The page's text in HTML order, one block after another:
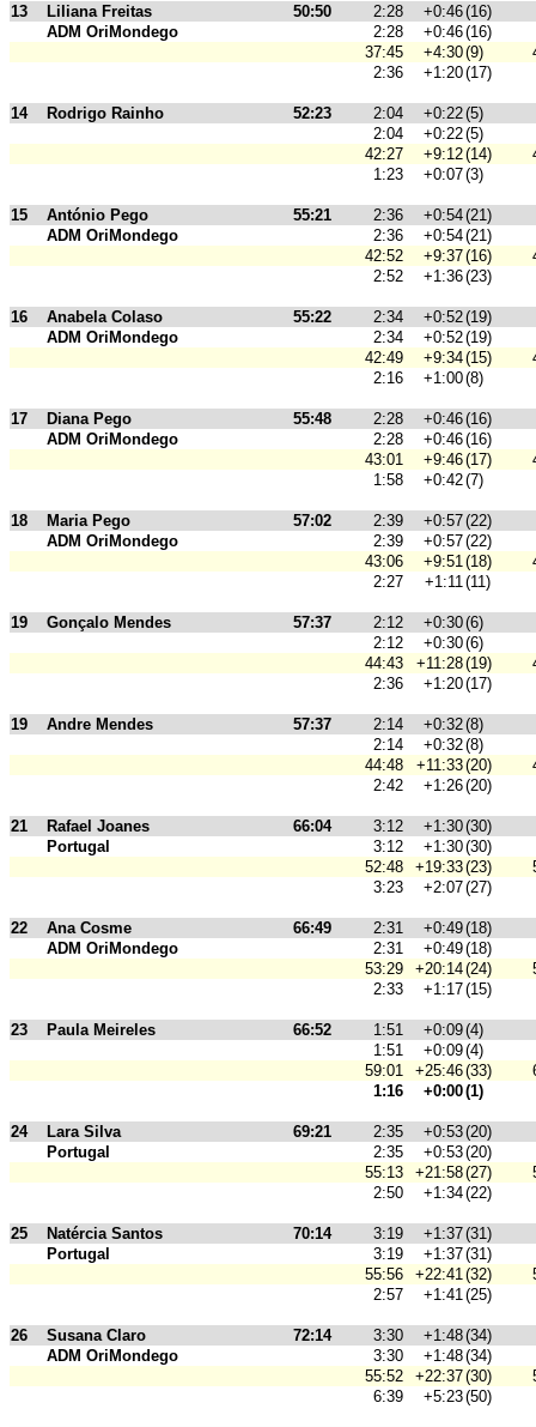
13 Liliana Freitas 50:50 2:28 +0:46(16)
ADM OriMondego
2:28 +0:46(16)
37:45
+4:30(9)
2:36
+1:20(17)
14 Rodrigo Rainho 52:23 2:04 +0:22(5)
2:04
+0:22(5)
42:27
+9:12(14)
1:23
+0:07(3)
15 António Pego 55:21 2:36 +0:54(21)
ADM OriMondego
2:36 +0:54(21)
42:52
+9:37(16)
2:52
+1:36(23)
16 Anabela Colaso 55:22 2:34 +0:52(19)
ADM OriMondego
2:34 +0:52(19)
42:49
+9:34(15)
2:16
+1:00(8)
17 Diana Pego 55:48 2:28 +0:46(16)
ADM OriMondego
2:28 +0:46(16)
43:01
+9:46(17)
1:58
+0:42(7)
18 Maria Pego 57:02 2:39 +0:57(22)
ADM OriMondego
2:39 +0:57(22)
43:06
+9:51(18)
2:27
+1:11(11)
19 Gonçalo Mendes 57:37 2:12 +0:30(6)
2:12
+0:30(6)
44:43
+11:28(19)
2:36
+1:20(17)
19 Andre Mendes 57:37 2:14 +0:32(8)
2:14
+0:32(8)
44:48
+11:33(20)
2:42
+1:26(20)
21 Rafael Joanes 66:04 3:12 +1:30(30)
Portugal
3:12 +1:30(30)
52:48
+19:33(23)
3:23
+2:07(27)
22 Ana Cosme 66:49 2:31 +0:49(18)
ADM OriMondego
2:31 +0:49(18)
53:29
+20:14(24)
2:33
+1:17(15)
23 Paula Meireles 66:52 1:51 +0:09(4)
1:51
+0:09(4)
59:01
+25:46(33)
1:16
+0:00(1)
24 Lara Silva 69:21 2:35 +0:53(20)
Portugal
2:35 +0:53(20)
55:13
+21:58(27)
2:50
+1:34(22)
25 Natércia Santos 70:14 3:19 +1:37(31)
Portugal
3:19 +1:37(31)
55:56
+22:41(32)
2:57
+1:41(25)
26 Susana Claro 72:14 3:30 +1:48(34)
ADM OriMondego
3:30 +1:48(34)
55:52
+22:37(30)
6:39
+5:23(50)